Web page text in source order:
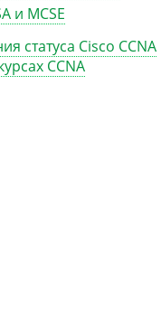
и MCSE
статуса Cisco CCNA
CCNA